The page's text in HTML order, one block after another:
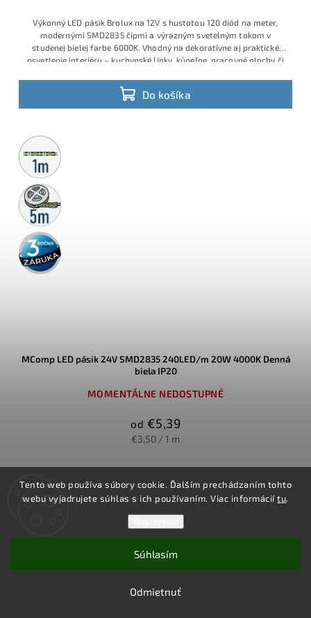
Tento web používa súbory cookie. Ďalším prechádzaním tohto
webu vyjadrujete súhlas s ich používaním. Viac informáciítu.
Odmietnuť
Súhlasím
Do košíka
Výkonný LED pásik Brolux na 12V s hustotou 120 diód na meter,
modernými SMD2835 čipmi a výrazným svetelným tokom v
studenej bielej farbe 6000K. Vhodný na dekoratívne aj praktické
osvetlenie interiéru – kuchynské linky, kúpeľne, pracovné plochy či
Metrážny
predaj
5m
rolka
3 roky
záruka
MComp LED pásik 24V SMD2835 240LED/m 20W 4000K Denná
biela IP20
MOMENTÁLNE NEDOSTUPNÉ
od €5,39
€3,50 / 1 m
20W/m poskytuje svetelný tok približne 2000–2400 lm na meter v
neutrálnej dennej bielej 4000K. Vďaka napájaniu 24V DC, krytiu IP20